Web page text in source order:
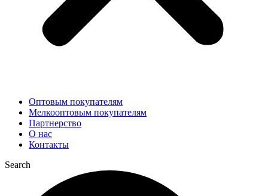
Оптовым покупателям
Мелкооптовым покупателям
Партнерство
О нас
Контакты
Search